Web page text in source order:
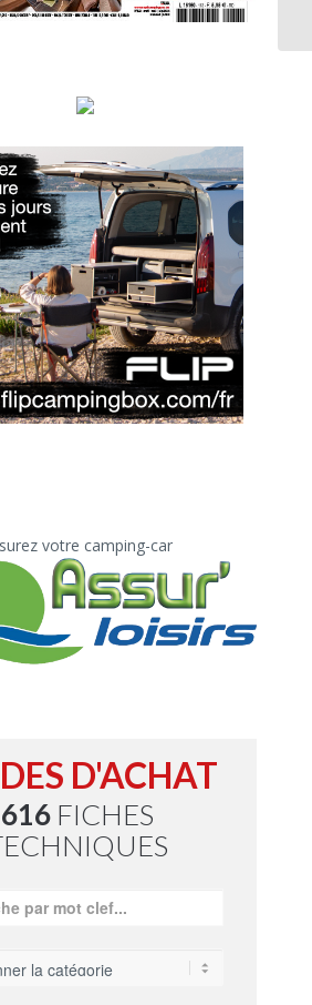
votre camping-car
D'ACHAT
616FICHES